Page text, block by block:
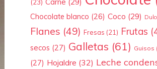
(23) Carne (29)
Chocolate blanco (26) Coco (29)
Flanes (49) Fresas (21) Frutas
secos (27) Galletas (61) Guisos
(27) Hojaldre (32) Leche